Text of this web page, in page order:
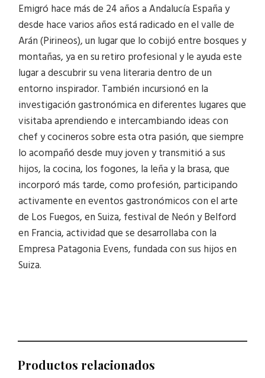
Emigró hace más de 24 años a Andalucía España y
desde hace varios años está radicado en el valle de
Arán (Pirineos), un lugar que lo cobijó entre bosques y
montañas, ya en su retiro profesional y le ayuda este
lugar a descubrir su vena literaria dentro de un
entorno inspirador. También incursionó en la
investigación gastronómica en diferentes lugares que
visitaba aprendiendo e intercambiando ideas con
chef y cocineros sobre esta otra pasión, que siempre
lo acompañó desde muy joven y transmitió a sus
hijos, la cocina, los fogones, la leña y la brasa, que
incorporó más tarde, como profesión, participando
activamente en eventos gastronómicos con el arte
de Los Fuegos, en Suiza, festival de Neón y Belford
en Francia, actividad que se desarrollaba con la
Empresa Patagonia Evens, fundada con sus hijos en
Suiza.
Productos relacionados